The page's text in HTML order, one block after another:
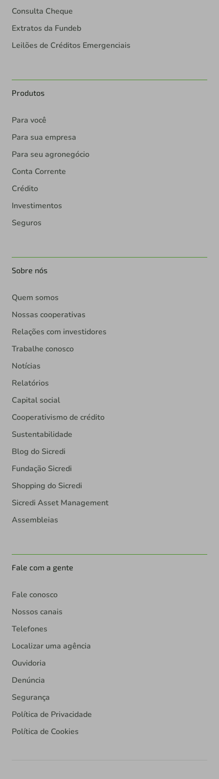
Consulta Cheque
Extratos da Fundeb
Leilões de Créditos Emergenciais
Produtos
Para você
Para sua empresa
Para seu agronegócio
Conta Corrente
Crédito
Investimentos
Seguros
Sobre nós
Quem somos
Nossas cooperativas
Relações com investidores
Trabalhe conosco
Notícias
Relatórios
Capital social
Cooperativismo de crédito
Sustentabilidade
Blog do Sicredi
Fundação Sicredi
Shopping do Sicredi
Sicredi Asset Management
Assembleias
Fale com a gente
Fale conosco
Nossos canais
Telefones
Localizar uma agência
Ouvidoria
Denúncia
Segurança
Política de Privacidade
Política de Cookies